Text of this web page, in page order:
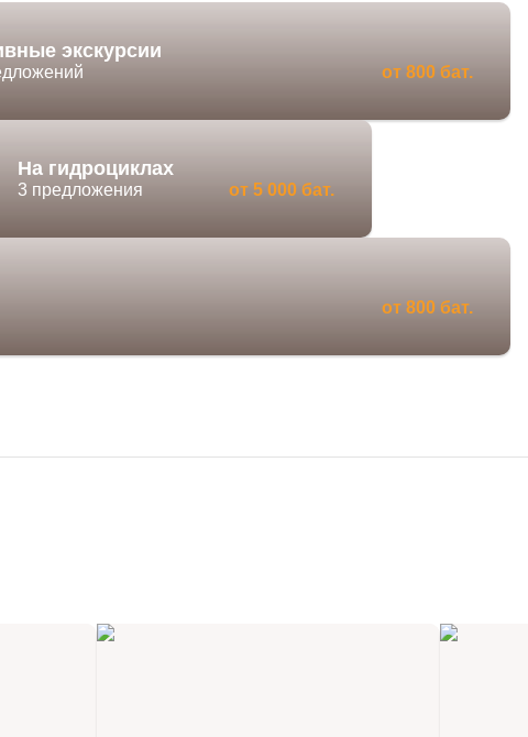
экскурсии
от 800 бат.
На гидроциклах
3 предложения от 5 000 бат.
от 800 бат.